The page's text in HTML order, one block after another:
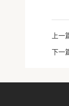
上
下一